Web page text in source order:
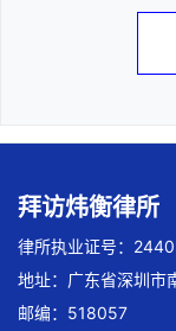
拜访炜衡律所
律所执业证号：
地址：广东省深圳市
邮编：518057